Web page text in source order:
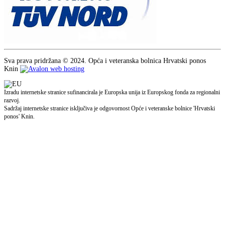
Sva prava pridržana © 2024. Opća i veteranska bolnica Hrvatski ponos
Knin
Izradu internetske stranice sufinancirala je Europska unija iz Europskog fonda za regionalni
razvoj.
Sadržaj internetske stranice isključiva je odgovornost Opće i veteranske bolnice 'Hrvatski
ponos' Knin.